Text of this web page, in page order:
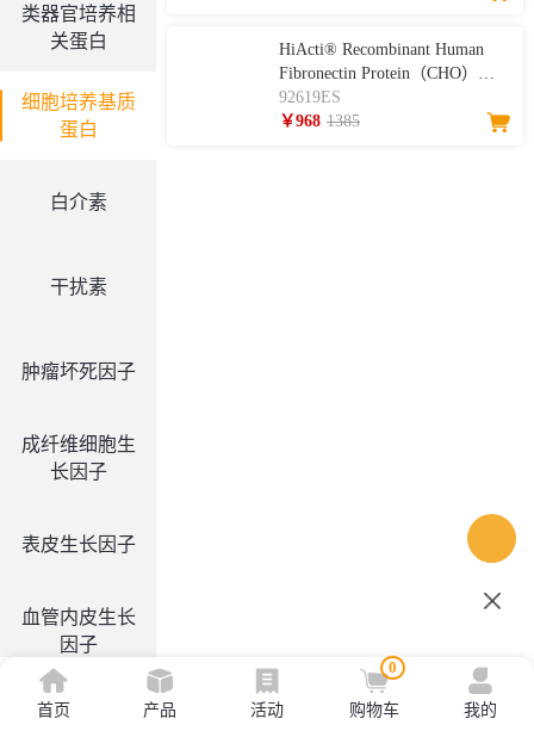
类器官培养相
关蛋白
细胞培养基质
蛋白
白介素
干扰素
肿瘤坏死因子
成纤维细胞生
长因子
表皮生长因子
血管内皮生长
因子
集落刺激因子
HiActi® Recombinant Human
Fibronectin Protein（CHO）
YSNectin重组人纤维连接蛋白
92619ES
￥968 1385
首页 产品 活动
0
购物车 我的